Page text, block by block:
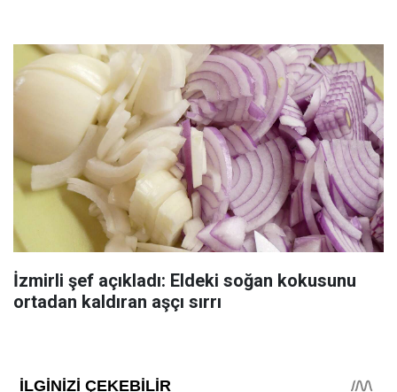
İzmirli şef açıkladı: Eldeki soğan kokusunu
ortadan kaldıran aşçı sırrı